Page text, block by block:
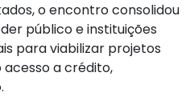
o encontro consolidou
público e instituições
para viabilizar projetos
a crédito,